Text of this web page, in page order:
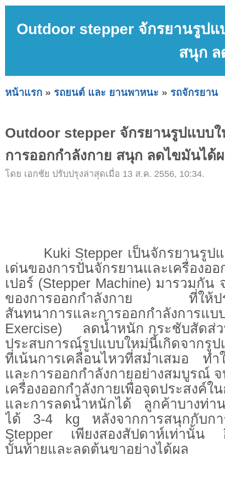
Outdoor stepper จักรยานรูป
สนุก ล
หน้าแรก » รถยนต์ และ ยานพาหนะ » รถจักรยาน
Outdoor stepper จักรยานรูปแบบ
การออกกำลังกาย สนุก ลดไขมันได้
โดย เอกชัย ปรับปรุงล่าสุดเมื่อ 13 ส.ค. 2556, 10:34.
Kuki Stepper เป็นจักรยานรูปแ
เด่นของการปั่นจักรยานและเครื่องออ
เปอร์ (Stepper Machine) มารวมกั
ของการออกกำลังกาย ที่ให้ปร
สันทนาการและการออกกำลังการแบ
Exercise) ลดน้ำหนัก กระชับสัดส่
ประสบการณ์รูปแบบใหม่นี้เกิดจากรู
ที่เน้นการเคลื่อนไหวที่สม่ำเสมอ ทำ
และการออกกำลังกายอย่างสมบูรณ์
เครื่องออกกำลังกายเพื่อจุดประสงค์
และการลดน้ำหนักได้ ลูกค้าบางท่า
ได้ 3-4 kg หลังจากการสนุกกับก
Stepper เพียงสองสัปดาห์เท่านั้น
บั้นท้ายและลดต้นขาอย่างได้ผล